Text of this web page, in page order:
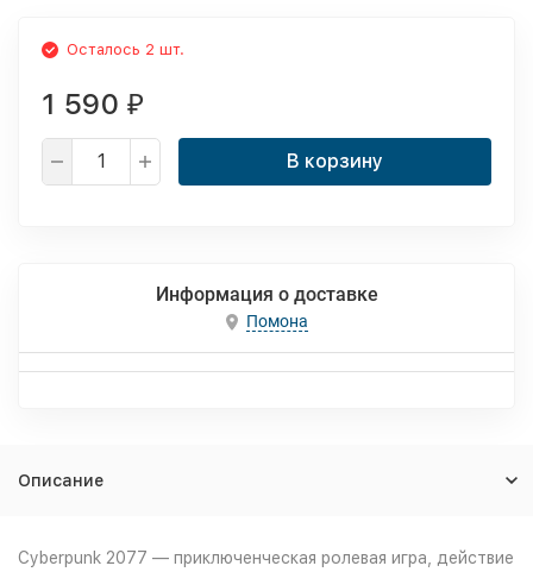
Осталось 2 шт.
1 590 ₽
В корзину
Информация о доставке
Помона
Описание
Cyberpunk 2077 — приключенческая ролевая игра, действие